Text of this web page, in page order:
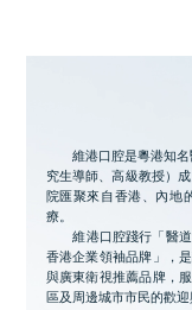
維港口腔是粵港知
究生導師、高級教授）
院匯聚來自香港、內地
療。
維港口腔踐行「醫
香港企業領袖品牌」，
與廣東衛視推薦品牌，
區及周邊城市市民的歡迎